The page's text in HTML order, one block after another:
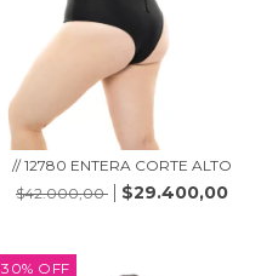
// 12780 ENTERA CORTE ALTO
$42.000,00
$29.400,00
30% OFF